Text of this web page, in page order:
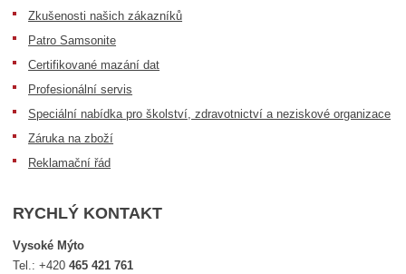
Zkušenosti našich zákazníků
Patro Samsonite
Certifikované mazání dat
Profesionální servis
Speciální nabídka pro školství, zdravotnictví a neziskové organizace
Záruka na zboží
Reklamační řád
RYCHLÝ KONTAKT
Vysoké Mýto
Tel.:+420465 421 761